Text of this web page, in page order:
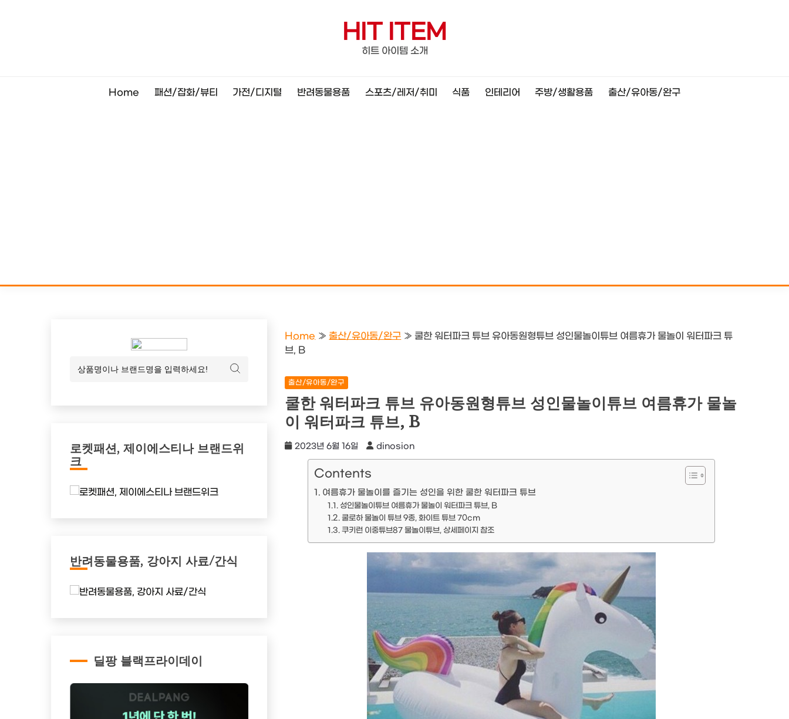
HIT ITEM
히트 아이템 소개
Home 패션/잡화/뷰티 가전/디지털 반려동물용품 스포츠/레저/취미 식품 인테리어 주방/생활용품 출산/유아동/완구
Home »출산/유아동/완구 » 쿨한 워터파크 튜브 유아동원형튜브 성인물놀이튜브 여름휴가 물놀이 워터파크 튜
브, B
출산/유아동/완구
쿨한 워터파크 튜브 유아동원형튜브 성인물놀이튜브 여름휴가 물놀
이 워터파크 튜브, B
2023년 6월 16일 dinosion
Contents
여름휴가 물놀이를 즐기는 성인을 위한 쿨한 워터파크 튜브
성인물놀이튜브 여름휴가 물놀이 워터파크 튜브, B
쿨로하 물놀이 튜브 9종, 화이트 튜브 70cm
쿠키런 이중튜브87 물놀이튜브, 상세페이지 참조
로켓패션, 제이에스티나 브랜드위
크
반려동물용품, 강아지 사료/간식
딜팡 블랙프라이데이